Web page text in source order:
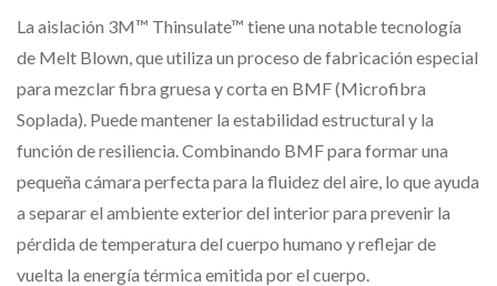
La aislación 3M™ Thinsulate™ tiene una notable tecnología
de Melt Blown, que utiliza un proceso de fabricación especial
para mezclar fibra gruesa y corta en BMF (Microfibra
Soplada). Puede mantener la estabilidad estructural y la
función de resiliencia. Combinando BMF para formar una
pequeña cámara perfecta para la fluidez del aire, lo que ayuda
a separar el ambiente exterior del interior para prevenir la
pérdida de temperatura del cuerpo humano y reflejar de
vuelta la energía térmica emitida por el cuerpo.